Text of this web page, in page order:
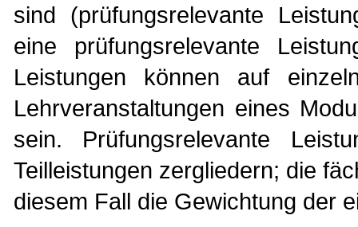
sind (prüfungsrelevante
eine prüfungsrelevante
Leistungen können auf
Lehrveranstaltungen eines
sein. Prüfungsrelevante
Teilleistungen zergliedern; die
diesem Fall die Gewichtung der